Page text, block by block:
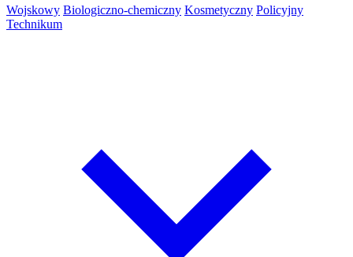
Wojskowy Biologiczno-chemiczny Kosmetyczny Policyjny
Technikum